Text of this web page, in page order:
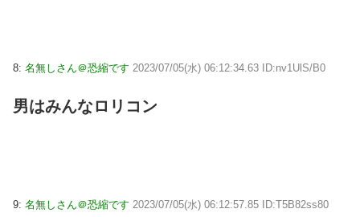
8: 名無しさん＠恐縮です 2023/07/05(水) 06:12:34.63 ID:nv1UlS/B0
男はみんなロリコン
9: 名無しさん＠恐縮です 2023/07/05(水) 06:12:57.85 ID:T5B82ss80